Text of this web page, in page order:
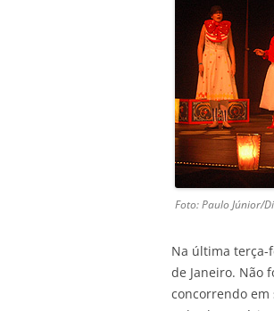
Foto: Paulo Júnior/
Na última terça-
de Janeiro. Não
concorrendo em